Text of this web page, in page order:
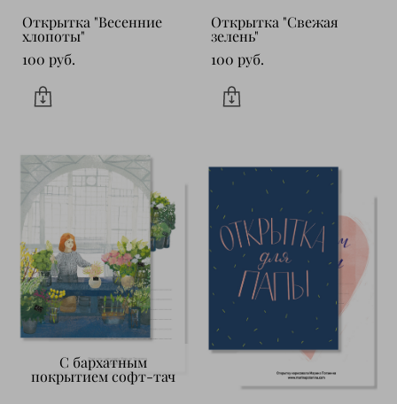
Открытка "Весенние
хлопоты"
100 pуб.
Открытка "Свежая
зелень"
100 pуб.
С бархатным
покрытием софт-тач